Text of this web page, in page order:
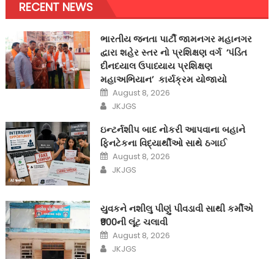
RECENT NEWS
ભારતીય જનતા પાર્ટી જામનગર મહાનગર
દ્વારા શહેર સ્તર નો પ્રશિક્ષણ વર્ગ ‘પંડિત
દીનદયાલ ઉપાધ્યાય પ્રશિક્ષણ
મહાઅભિયાન’ કાર્યક્રમ યોજાયો
Posted
on
August 8, 2026
Author
JKJGS
ઇન્ટર્નશીપ બાદ નોકરી આપવાના બહાને
ફિનટેકના વિદ્યાર્થીઓ સાથે ઠગાઈ
Posted
on
August 8, 2026
Author
JKJGS
યુવકને નશીલુ પીણું પીવડાવી સાથી કર્મીએ
₹900ની લૂંટ ચલાવી
Posted
on
August 8, 2026
Author
JKJGS